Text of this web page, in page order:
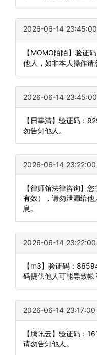
2026-06-14 23:45:00
【MOMO陌陌】验证
他人，如非本人操作请
2026-06-14 23:45:00
【日事清】验证码：
勿告知他人。
2026-06-14 23:22:00
【律师馆法律咨询】
有效），请勿泄漏给
息。
2026-06-14 23:22:00
【m3】验证码：
码提供他人可能导致帐
2026-06-14 23:17:00
【腾讯云】验证码：
请勿告知他人。